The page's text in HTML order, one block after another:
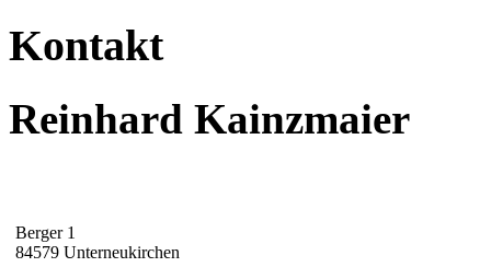
Kontakt
Reinhard Kainzmaier
Berger 1
84579 Unterneukirchen